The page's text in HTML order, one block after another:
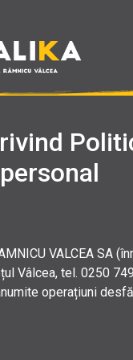
VALCEA SA
Vâlcea, tel. 0250
operațiuni